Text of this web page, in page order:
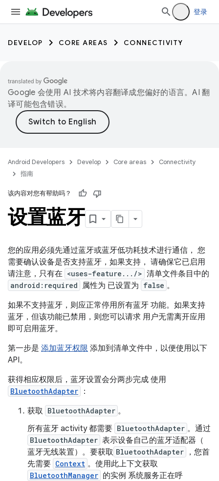
登录
DEVELOP CORE AREAS CONNECTIVITY
Google 会使用 AI 技术将内容翻译成您偏好的语言。AI 翻
译可能包含错误。
Android Developers Develop Core areas
Connectivity
指南
该内容对您有帮助吗？
设置蓝牙
您的应用必须先通过蓝牙或蓝牙低功耗技术进行通信， 您
需要确认设备是否支持蓝牙，如果支持， 请确保它已启用
请注意，只有在 <uses-feature.../> 清单文件条目中的
android:required 属性为 已设置为 false 。
如果不支持蓝牙，则应正常停用所有蓝牙 功能。如果支持
蓝牙，但该功能已禁用，则您可以请求 用户无需离开应用
即可启用蓝牙。
第一步是 添加蓝牙权限 添加到清单文件中，以便使用以下
API。
获得相应权限后，蓝牙设置会分两步完成 使用
BluetoothAdapter
：
获取 BluetoothAdapter 。
所有蓝牙 activity 都需要 BluetoothAdapter 。通过
BluetoothAdapter 表示设备自己的蓝牙适配器（
蓝牙无线装置）。要获取 BluetoothAdapter
，您首
先需要 Context 。使用此上下文获取
BluetoothManager 的实例 系统服务正在呼